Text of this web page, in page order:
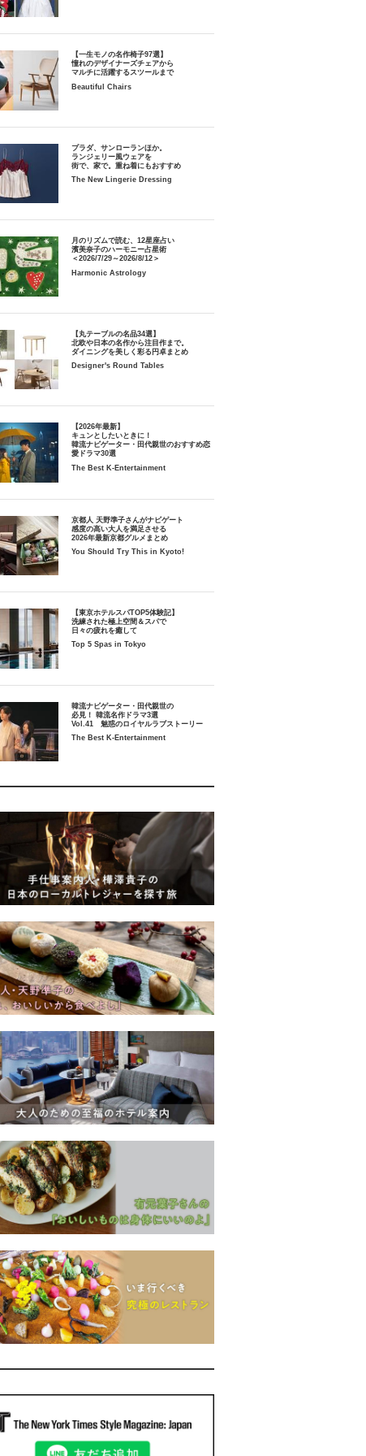
【一生モノの名作椅子97選】
憧れのデザイナーズチェアから
マルチに活躍するスツールまで
Beautiful Chairs
プラダ、サンローランほか。
ランジェリー風ウェアを
街で、家で。重ね着にもおすすめ
The New Lingerie Dressing
月のリズムで読む、12星座占い
濱美奈子のハーモニー占星術
＜2026/7/29～2026/8/12＞
Harmonic Astrology
【丸テーブルの名品34選】
北欧や日本の名作から注目作まで。
ダイニングを美しく彩る円卓まとめ
Designer's Round Tables
【2026年最新】
キュンとしたいときに！
韓流ナビゲーター・田代親世のおすすめ恋
愛ドラマ30選
The Best K-Entertainment
京都人 天野準子さんがナビゲート
感度の高い大人を満足させる
2026年最新京都グルメまとめ
You Should Try This in Kyoto!
【東京ホテルスパTOP5体験記】
洗練された極上空間＆スパで
日々の疲れを癒して
Top 5 Spas in Tokyo
韓流ナビゲーター・田代親世の
必見！ 韓流名作ドラマ3選
Vol.41 魅惑のロイヤルラブストーリー
The Best K-Entertainment